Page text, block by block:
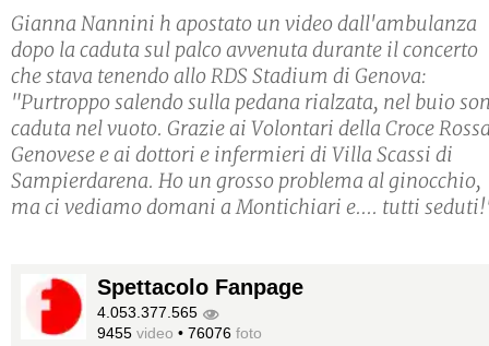
Gianna Nannini h apostato un video dall'ambulanza
dopo la caduta sul palco avvenuta durante il concerto
che stava tenendo allo RDS Stadium di Genova:
"Purtroppo salendo sulla pedana rialzata, nel buio
caduta nel vuoto. Grazie ai Volontari della Croce
Genovese e ai dottori e infermieri di Villa Scassi di
Sampierdarena. Ho un grosso problema al ginocchio,
ma ci vediamo domani a Montichiari e.... tutti
Spettacolo Fanpage
4.053.377.565
9455 video • 76076 foto